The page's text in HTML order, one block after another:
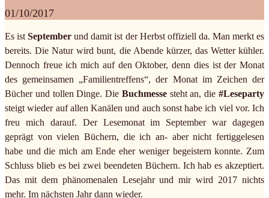
01/10/2017
Es istSeptember und damit ist der Herbst offiziell da. Man merkt es
bereits. Die Natur wird bunt, die Abende kürzer, das Wetter kühler.
Dennoch freue ich mich auf den Oktober, denn dies ist der Monat
des gemeinsamen „Familientreffens“, der Monat im Zeichen der
Bücher und tollen Dinge. Die Buchmessesteht an, die#Leseparty
steigt wieder auf allen Kanälen und auch sonst habe ich viel vor. Ich
freu mich darauf. Der Lesemonat im September war dagegen
geprägt von vielen Büchern, die ich an- aber nicht fertiggelesen
habe und die mich am Ende eher weniger begeistern konnte. Zum
Schluss blieb es bei zwei beendeten Büchern. Ich hab es akzeptiert.
Das mit dem phänomenalen Lesejahr und mir wird 2017 nichts
mehr. Im nächsten Jahr dann wieder.